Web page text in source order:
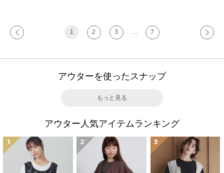
1 2 3 7
アウターを使ったスナップ
もっと見る
アウター人気アイテムランキング
1 2 3